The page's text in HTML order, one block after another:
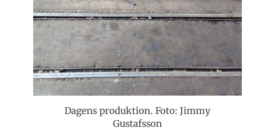
Dagens produktion. Foto: Jimmy
Gustafsson